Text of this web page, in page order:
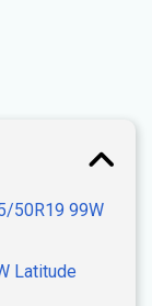
50R19 99W
Latitude